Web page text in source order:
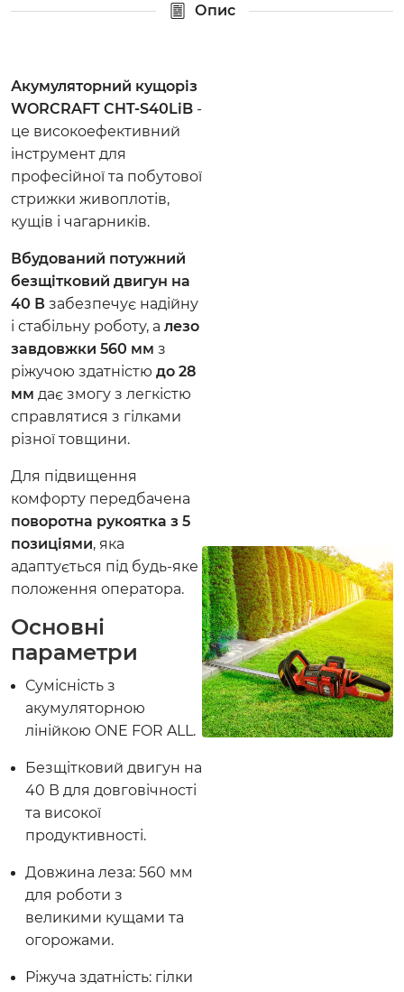
Опис
Акумуляторний кущоріз
WORCRAFT CHT-S40LiB -
це високоефективний
інструмент для
професійної та побутової
стрижки живоплотів,
кущів і чагарників.
Вбудований потужний
безщітковий двигун на
40 В забезпечує надійну
і стабільну роботу, а лезо
завдовжки 560 мм з
ріжучою здатністю до 28
мм дає змогу з легкістю
справлятися з гілками
різної товщини.
Для підвищення
комфорту передбачена
поворотна рукоятка з 5
позиціями, яка
адаптується під будь-яке
положення оператора.
Основні
параметри
Сумісність з
акумуляторною
лінійкою ONE FOR ALL.
Безщітковий двигун на
40 В для довговічності
та високої
продуктивності.
Довжина леза: 560 мм
для роботи з
великими кущами та
огорожами.
Ріжуча здатність: гілки